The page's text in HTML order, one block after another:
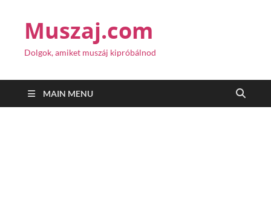
Muszaj.com
Dolgok, amiket muszáj kipróbálnod
MAIN MENU